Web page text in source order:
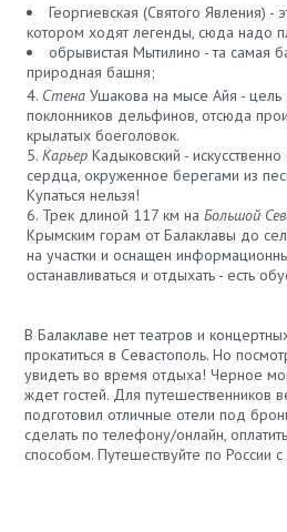
Георгиевская (Святого Явления) -
котором ходят легенды, сюда надо
обрывистая Мытилино - та самая
природная башня;
СтенаУшакова на мысе Айя - цель
поклонников дельфинов, отсюда
крылатых боеголовок.
КарьерКадыковский -
сердца, окруженное берегами из
Купаться нельзя!
Трек длиной 117 км на Большой
Крымским горам от Балаклавы до
на участки и оснащен
останавливаться и отдыхать - есть
В Балаклаве нет театров и
прокатиться в Севастополь. Но
увидеть во время отдыха! Черное
ждет гостей. Для путешественников
подготовил отличные отели под
сделать по телефону/онлайн,
способом. Путешествуйте по России